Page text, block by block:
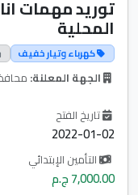
توريد مهمات
المحلية
كهرباء وتيار خفيف
الجهة المعلنة:
تاريخ الفتح
2022-01-02
التأمين الإبتدائي
7,000.00 ج.م